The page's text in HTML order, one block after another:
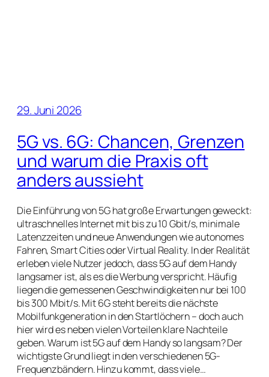
29. Juni 2026
5G vs. 6G: Chancen, Grenzen
und warum die Praxis oft
anders aussieht
Die Einführung von 5G hat große Erwartungen geweckt:
ultraschnelles Internet mit bis zu 10 Gbit/s, minimale
Latenzzeiten und neue Anwendungen wie autonomes
Fahren, Smart Cities oder Virtual Reality. In der Realität
erleben viele Nutzer jedoch, dass 5G auf dem Handy
langsamer ist, als es die Werbung verspricht. Häufig
liegen die gemessenen Geschwindigkeiten nur bei 100
bis 300 Mbit/s. Mit 6G steht bereits die nächste
Mobilfunkgeneration in den Startlöchern – doch auch
hier wird es neben vielen Vorteilen klare Nachteile
geben. Warum ist 5G auf dem Handy so langsam? Der
wichtigste Grund liegt in den verschiedenen 5G-
Frequenzbändern. Hinzu kommt, dass viele…